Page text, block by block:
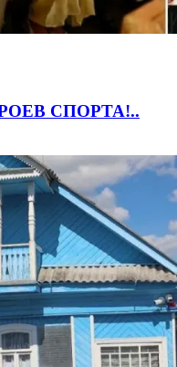
СПОРТА!..